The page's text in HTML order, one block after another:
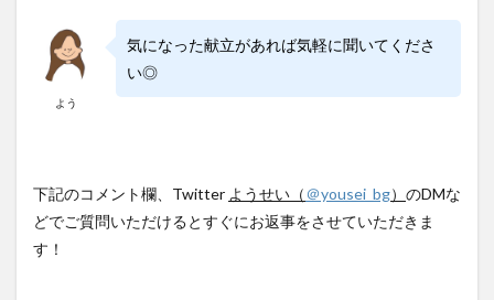
よう
気になった献立があれば気軽に聞いてくださ
い◎
下記のコメント欄、Twitter ようせい（ ＠yousei_bg） のDMな
どでご質問いただけるとすぐにお返事をさせていただきま
す！